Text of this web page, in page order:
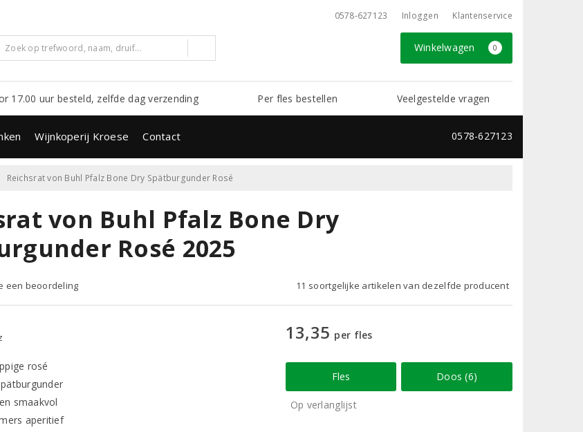
0578-627123 Inloggen Klantenservice
Winkelwagen 0
17.00 uur besteld, zelfde dag verzending Per fles bestellen Veelgestelde vragen
Wijnkoperij Kroese Contact 0578-627123
Reichsrat von Buhl Pfalz Bone Dry Spätburgunder Rosé
von Buhl Pfalz Bone Dry
Rosé 2025
een beoordeling 11 soortgelijke artikelen van dezelfde producent
rosé
smaakvol
aperitief
13,35 per fles
Fles Doos (6)
Op verlanglijst